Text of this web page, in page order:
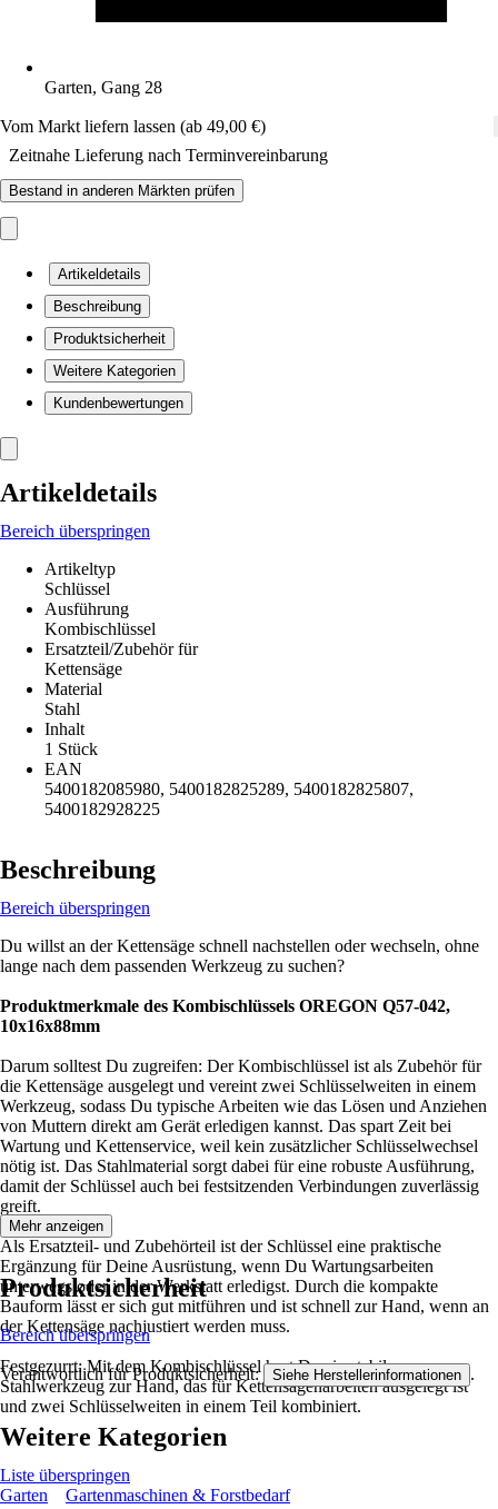
Garten, Gang 28
Vom Markt liefern lassen (ab 49,00 €)
Zeitnahe Lieferung nach Terminvereinbarung
Bestand in anderen Märkten prüfen
Artikeldetails
Beschreibung
Produktsicherheit
Weitere Kategorien
Kundenbewertungen
Artikeldetails
Bereich überspringen
Artikeltyp
Schlüssel
Ausführung
Kombischlüssel
Ersatzteil/Zubehör für
Kettensäge
Material
Stahl
Inhalt
1 Stück
EAN
5400182085980, 5400182825289, 5400182825807,
5400182928225
Beschreibung
Bereich überspringen
Du willst an der Kettensäge schnell nachstellen oder wechseln, ohne
lange nach dem passenden Werkzeug zu suchen?
Produktmerkmale des Kombischlüssels OREGON Q57-042,
10x16x88mm
Darum solltest Du zugreifen: Der Kombischlüssel ist als Zubehör für
die Kettensäge ausgelegt und vereint zwei Schlüsselweiten in einem
Werkzeug, sodass Du typische Arbeiten wie das Lösen und Anziehen
von Muttern direkt am Gerät erledigen kannst. Das spart Zeit bei
Wartung und Kettenservice, weil kein zusätzlicher Schlüsselwechsel
nötig ist. Das Stahlmaterial sorgt dabei für eine robuste Ausführung,
damit der Schlüssel auch bei festsitzenden Verbindungen zuverlässig
greift.
Als Ersatzteil- und Zubehörteil ist der Schlüssel eine praktische
Ergänzung für Deine Ausrüstung, wenn Du Wartungsarbeiten
unterwegs oder in der Werkstatt erledigst. Durch die kompakte
Bauform lässt er sich gut mitführen und ist schnell zur Hand, wenn an
der Kettensäge nachjustiert werden muss.
Festgezurrt: Mit dem Kombischlüssel hast Du ein stabiles
Stahlwerkzeug zur Hand, das für Kettensägenarbeiten ausgelegt ist
und zwei Schlüsselweiten in einem Teil kombiniert.
Mehr anzeigen
Produktsicherheit
Bereich überspringen
Verantwortlich für Produktsicherheit: Siehe Herstellerinformationen .
Weitere Kategorien
Liste überspringen
Garten
Gartenmaschinen & Forstbedarf